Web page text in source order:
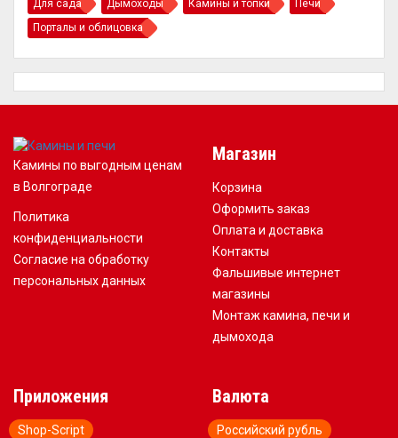
Для сада
Дымоходы Камины и топки
Печи
Порталы и облицовка
Камины по выгодным ценам
в Волгограде
Политика
конфиденциальности
Согласие на обработку
персональных данных
Магазин
Корзина
Оформить заказ
Оплата и доставка
Контакты
Фальшивые интернет
магазины
Монтаж камина, печи и
дымохода
Приложения
Shop-Script
Валюта
Российский рубль